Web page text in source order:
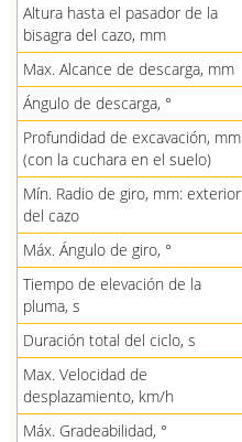
Altura hasta el pasador de la
bisagra del cazo, mm
Max. Alcance de descarga, mm
Ángulo de descarga, °
Profundidad de excavación, mm
(con la cuchara en el suelo)
Mín. Radio de giro, mm: exterior
del cazo
Máx. Ángulo de giro, °
Tiempo de elevación de la
pluma, s
Duración total del ciclo, s
Max. Velocidad de
desplazamiento, km/h
Máx. Gradeabilidad, °